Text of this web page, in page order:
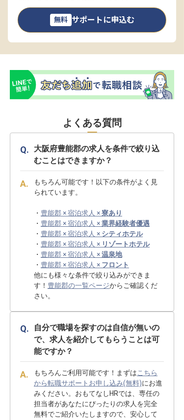
無料 サポートに申込む
よくある質問
大阪府豊能郡の求人を条件で絞り込
むことはできますか？
もちろん可能です！以下の条件がよく見
られています。
・ 豊能郡 × 宿泊求人 ×寮あり
・ 豊能郡 × 宿泊求人 ×業界経験者優遇
・ 豊能郡 × 宿泊求人 × シティホテル
・ 豊能郡 × 宿泊求人 × リゾートホテル
・ 豊能郡 × 宿泊求人 ×温泉地
・ 豊能郡 × 宿泊求人 × フロント
他にも様々な条件で絞り込みができま
す！ 豊能郡の一覧ページからご確認くだ
さい。
自分で職場を探すのは自信が無いの
で、求人を紹介してもらうことは可
能ですか？
もちろんご利用可能です！まずはこちら
から転職サポートお申し込み(無料)にお進
みください。おもてなしHRでは、専任の
担当者があなたにぴったりの求人を完全
無料でご紹介いたしますので、安心して